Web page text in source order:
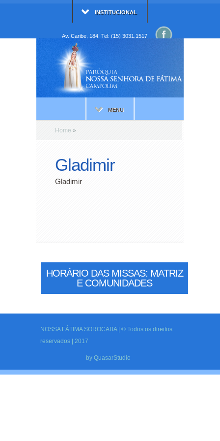
INSTITUCIONAL
Av. Caribe, 184. Tel: (15) 3031.1517
MENU
Home »
Gladimir
Gladimir
HORÁRIO DAS MISSAS: MATRIZ
E COMUNIDADES
NOSSA FÁTIMA SOROCABA | © Todos os direitos
reservados | 2017
by QuasarStudio